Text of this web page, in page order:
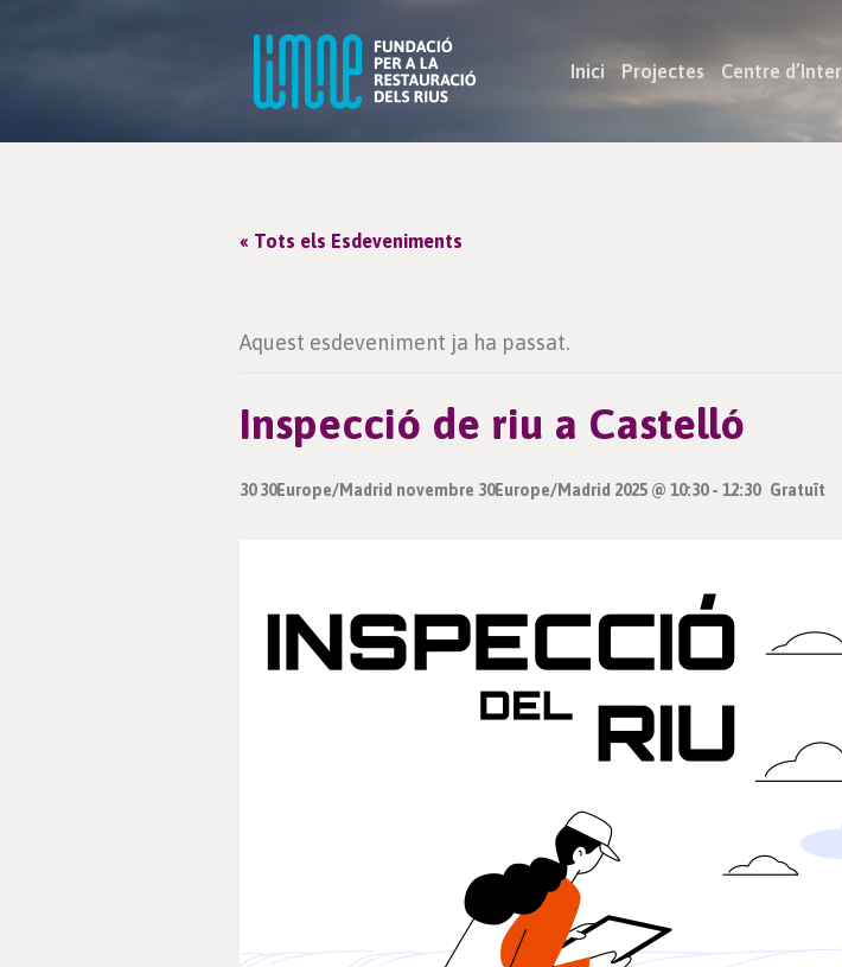
Inici Projectes Centre
« Tots els Esdeveniments
Aquest esdeveniment ja ha passat.
Inspecció de riu a Castelló
30 30Europe/Madrid novembre 30Europe/Madrid 2025 @ 10:30- 12:30 Gratuït